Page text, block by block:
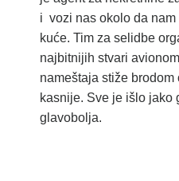
i vozi nas okolo da
kuće. Tim za selidbe
najbitnijih stvari
nameštaja stiže brodom
kasnije. Sve je išlo jako
glavobolja.